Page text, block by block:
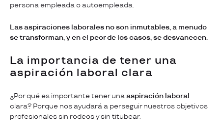
persona empleada o autoempleada.
Las aspiraciones laborales no son inmutables, a menudo
se transforman, y en el peor de los casos, se desvanecen.
La importancia de tener una
aspiración laboral clara
¿Por qué es importante tener unaaspiración laboral
clara? Porque nos ayudará a perseguir nuestros objetivos
profesionales sin rodeos y sin titubear.